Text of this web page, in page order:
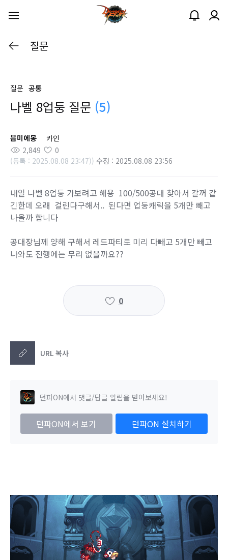
질문
질문 공통
나벨 8업둥 질문 (5)
븝미에몽
카인
2,849
0
(등록 : 2025.08.08 23:47)) 수정 : 2025.08.08 23:56
내일 나벨 8업둥 가보려고 해용 100/500공대 찾아서 갈꺼 같
긴한데 오래 걸린다구해서.. 된다면 업둥캐릭을 5개만 빼고
나올까 합니다
공대장님께 양해 구해서 레드파티로 미리 다빼고 5개만 빼고
나와도 진행에는 무리 없을까요??
0
URL 복사
던파ON에서 댓글/답글 알림을 받아보세요!
던파ON에서 보기 던파ON 설치하기